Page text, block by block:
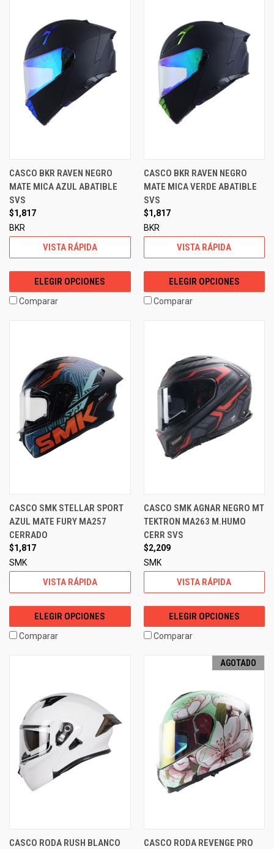
CASCO BKR RAVEN NEGRO
MATE MICA AZUL ABATIBLE
SVS
$1,817
BKR
VISTA RÁPIDA
ELEGIR OPCIONES
Comparar
CASCO BKR RAVEN NEGRO
MATE MICA VERDE ABATIBLE
SVS
$1,817
BKR
VISTA RÁPIDA
ELEGIR OPCIONES
Comparar
CASCO SMK STELLAR SPORT
AZUL MATE FURY MA257
CERRADO
$1,817
SMK
VISTA RÁPIDA
ELEGIR OPCIONES
Comparar
CASCO SMK AGNAR NEGRO MT
TEKTRON MA263 M.HUMO
CERR SVS
$2,209
SMK
VISTA RÁPIDA
ELEGIR OPCIONES
Comparar
CASCO RODA RUSH BLANCO
AGOTADO
CASCO RODA REVENGE PRO